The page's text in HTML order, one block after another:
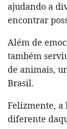
ajudando a
encontrar
Além de
também
de animais,
Brasil.
Felizmente, a
diferente